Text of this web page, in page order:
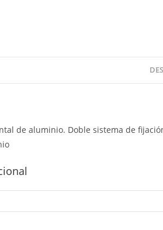
de aluminio. Doble sistema de